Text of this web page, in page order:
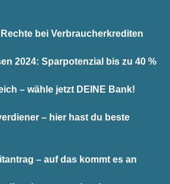
bei Verbraucherkrediten
2024: Sparpotenzial bis zu 40 %
– wähle jetzt DEINE Bank!
– hier hast du beste
– auf das kommt es an